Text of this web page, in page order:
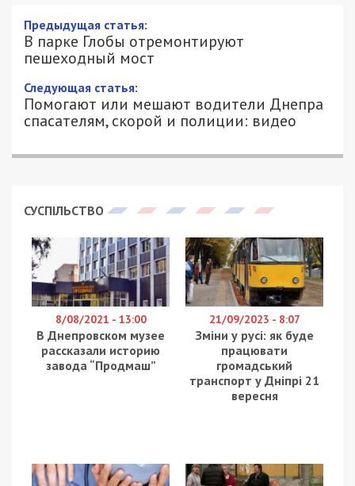
Предыдущая статья:
В парке Глобы отремонтируют
пешеходный мост
Следующая статья:
Помогают или мешают водители Днепра
спасателям, скорой и полиции: видео
СУСПІЛЬСТВО
8/08/2021 - 13:00
В Днепровском музее
рассказали историю
завода “Продмаш”
21/09/2023 - 8:07
Зміни у русі: як буде
працювати
громадський
транспорт у Дніпрі 21
вересня